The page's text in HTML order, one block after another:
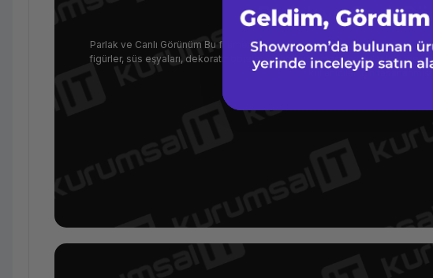
Parlak ve Canlı
Parlak ve Canlı Görünüm Bu filament, içindeki parıltılı partiküller sayesinde
figürler, süs eşyaları, dekoratif objeler ve hediye amaçlı baskılar için
kullanıcılar için tasarlanmıştır.